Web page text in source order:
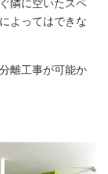
隣に空いたスペ
よってはできな
離工事が可能か